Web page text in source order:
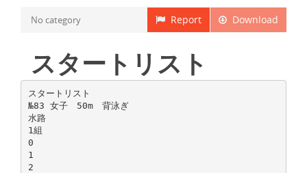
Download
Report
No category
スタートリスト
スタートリスト
№83 女子 50m 背泳ぎ
水路
1組
0
1
2